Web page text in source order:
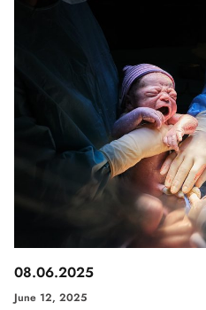
08.06.2025
June 12, 2025